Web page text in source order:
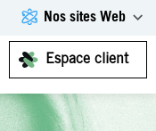
Nos sites Web
Espace client